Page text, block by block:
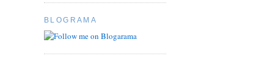
BLOGRAMA